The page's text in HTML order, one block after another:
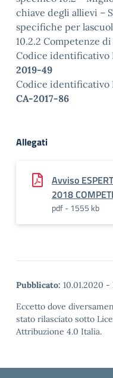
chiave degli allievi –
specifiche per
10.2.2 Competenze di
Codice identificativo
2019-49
Codice identificativo
CA-2017-86
Allegati
Avviso
2018
pdf - 1555 kb
Pubblicato: 10.01.2020 -
Eccetto dove
stato rilasciato sotto
Attribuzione 4.0 Italia.